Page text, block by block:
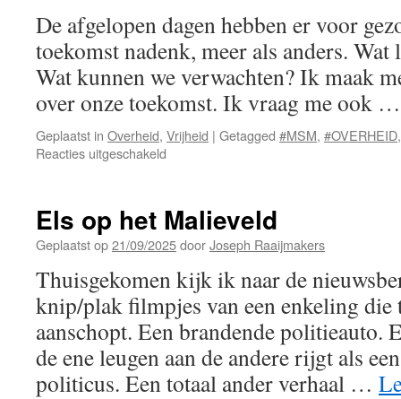
De afgelopen dagen hebben er voor
toekomst nadenk, meer als anders.
Wat kunnen we verwachten? Ik maak
over onze toekomst. Ik vraag me ook
Geplaatst in Overheid, Vrijheid | Getagged #MSM, #OVERHEID
Reacties uitgeschakeld
toekomst
Els op het Malieveld
Geplaatst op21/09/2025doorJoseph Raaijmakers
Thuisgekomen kijk ik naar de
knip/plak filmpjes van een enkeling die
aanschopt. Een brandende politieauto.
de ene leugen aan de andere rijgt als
politicus. Een totaal ander verhaal …